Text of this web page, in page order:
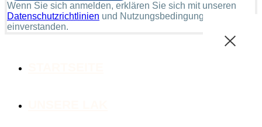
Wenn Sie sich anmelden, erklären Sie sich mit unseren
Datenschutzrichtlinien und Nutzungsbedingungen
einverstanden.